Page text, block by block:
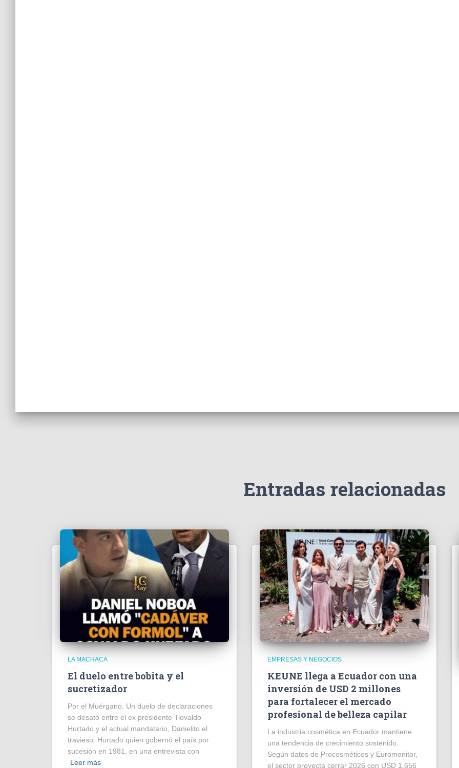
Entradas relacionadas
LA MACHACA
El duelo entre bobita y el
sucretizador
Por el Muérgano. Un duelo de declaraciones
se desató entre el ex presidente Tiovaldo
Hurtado y el actual mandatario, Danielito el
travieso. Hurtado quien gobernó el país por
sucesión en 1981, en una entrevista con
Leer más
EMPRESAS Y NEGOCIOS
KEUNE llega a Ecuador con una
inversión de USD 2 millones
para fortalecer el mercado
profesional de belleza capilar
La industria cosmética en Ecuador mantiene
una tendencia de crecimiento sostenido.
Según datos de Procosméticos y Euromonitor,
el sector proyecta cerrar 2026 con USD 1.656